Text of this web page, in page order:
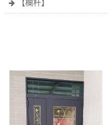
【欄杆】